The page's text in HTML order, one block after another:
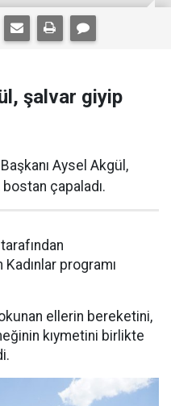
şalvar giyip
Aysel Akgül,
bostan çapaladı.
Kadınlar programı
ellerin bereketini,
kıymetini birlikte